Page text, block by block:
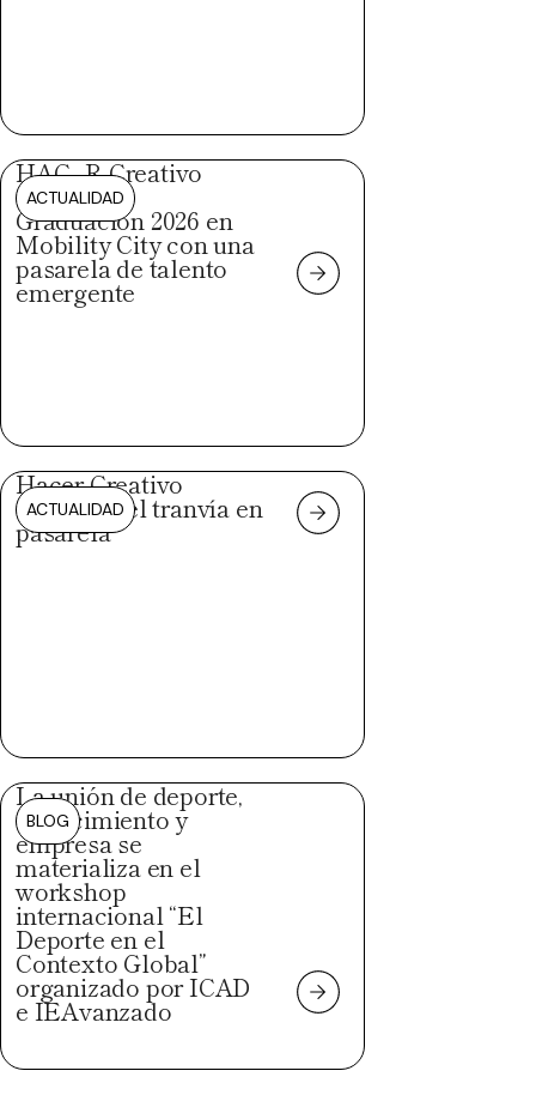
ACTUALIDAD
HAC_R Creativo
celebra su
Graduación 2026 en
Mobility City con una
pasarela de talento
emergente
ACTUALIDAD
Hacer Creativo
convierte el tranvía en
pasarela
BLOG
La unión de deporte,
conocimiento y
empresa se
materializa en el
workshop
internacional “El
Deporte en el
Contexto Global”
organizado por ICAD
e IEAvanzado